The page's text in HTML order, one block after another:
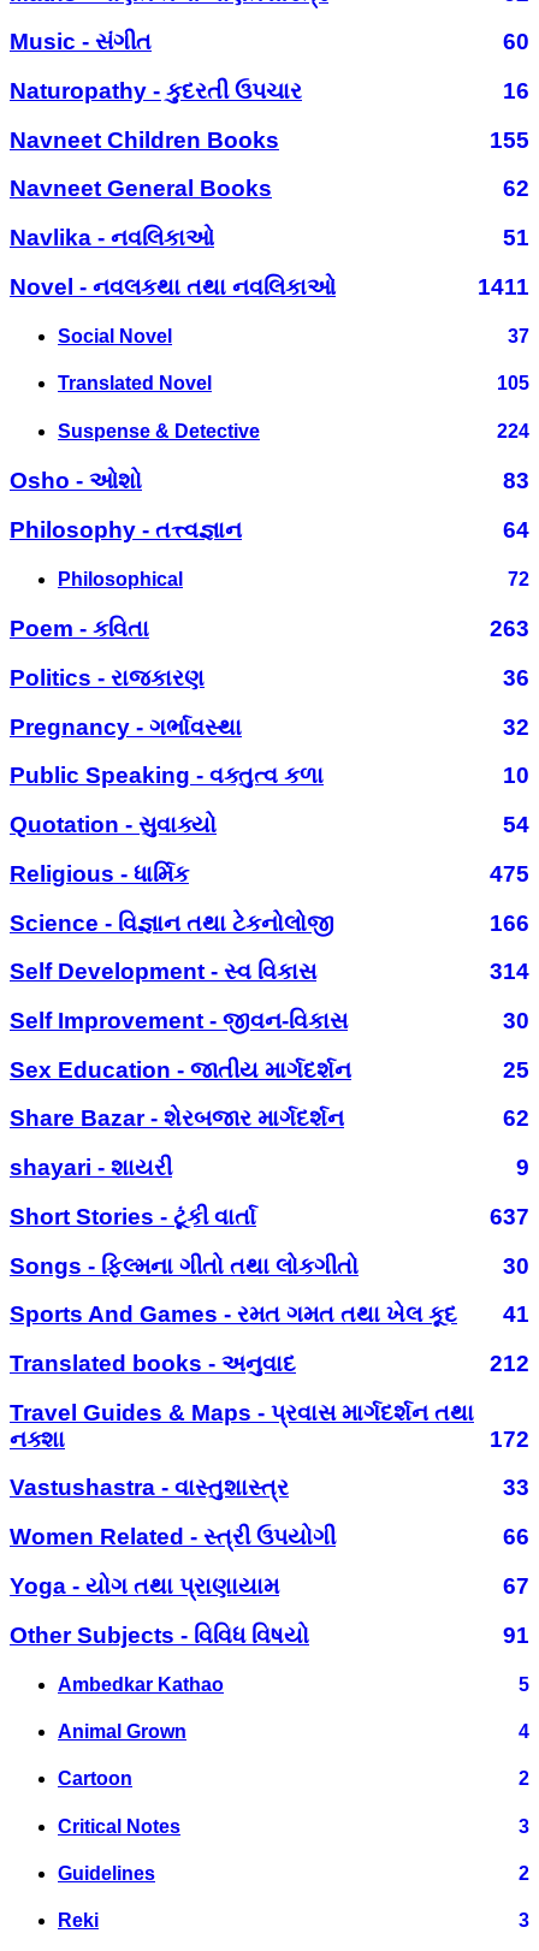
Music - સંગીત
60
Naturopathy - કુદરતી ઉપચાર
16
Navneet Children Books
155
Navneet General Books
62
Navlika - નવલિકાઓ
51
Novel - નવલકથા તથા નવલિકાઓ
1411
Social Novel 37
Translated Novel 105
Suspense & Detective 224
Osho - ઓશો
83
Philosophy - તત્ત્વજ્ઞાન
64
Philosophical 72
Poem - કવિતા
263
Politics - રાજકારણ
36
Pregnancy - ગર્ભાવસ્થા
32
Public Speaking - વક્તુત્વ કળા
10
Quotation - સુવાક્યો
54
Religious - ધાર્મિક
475
Science - વિજ્ઞાન તથા ટેકનોલોજી
166
Self Development - સ્વ વિકાસ
314
Self Improvement - જીવન-વિકાસ
30
Sex Education - જાતીય માર્ગદર્શન
25
Share Bazar - શેરબજાર માર્ગદર્શન
62
shayari - શાયરી
9
Short Stories - ટૂંકી વાર્તા
637
Songs - ફિલ્મના ગીતો તથા લોકગીતો
30
Sports And Games - રમત ગમત તથા ખેલ કૂદ
41
Translated books - અનુવાદ
212
Travel Guides & Maps - પ્રવાસ માર્ગદર્શન તથા
નક્શા
172
Vastushastra - વાસ્તુશાસ્ત્ર
33
Women Related - સ્ત્રી ઉપયોગી
66
Yoga - યોગ તથા પ્રાણાયામ
67
Other Subjects - વિવિધ વિષયો
91
Ambedkar Kathao 5
Animal Grown 4
Cartoon 2
Critical Notes 3
Guidelines 2
Reki 3